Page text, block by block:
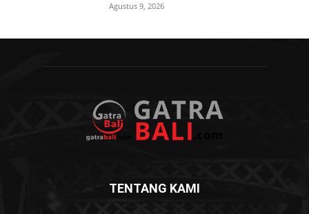
Agustus 9, 2026
TENTANG KAMI